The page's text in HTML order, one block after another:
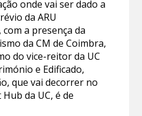
onde vai ser dado a
da ARU
a presença da
da CM de Coimbra,
do vice-reitor da UC
e Edificado,
que vai decorrer no
da UC, é de